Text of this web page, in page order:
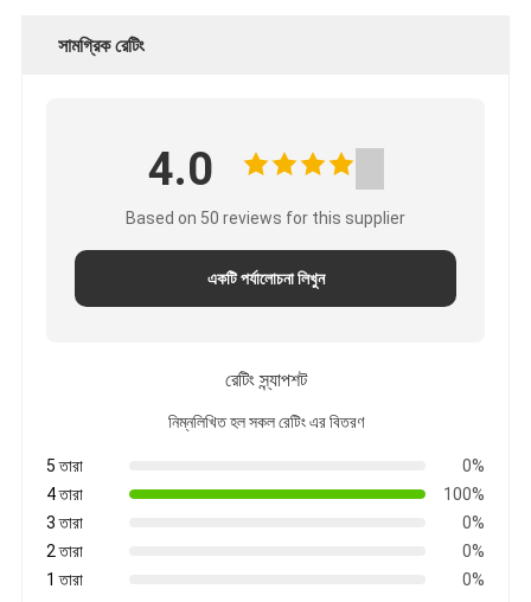
সামগ্রিক রেটিং
4.0
Based on 50 reviews for this supplier
একটি পর্যালোচনা লিখুন
রেটিং স্ন্যাপশট
নিম্নলিখিত হল সকল রেটিং এর বিতরণ
5 তারা
0%
4 তারা
100%
3 তারা
0%
2 তারা
0%
1 তারা
0%